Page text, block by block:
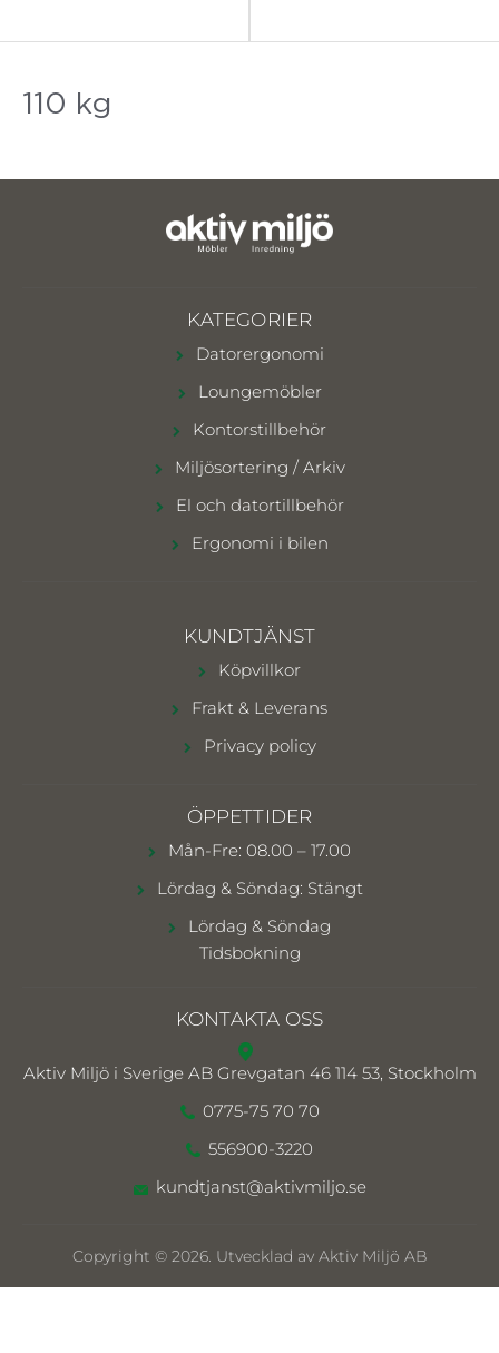
110 kg
KATEGORIER
Datorergonomi
Loungemöbler
Kontorstillbehör
Miljösortering / Arkiv
El och datortillbehör
Ergonomi i bilen
KUNDTJÄNST
Köpvillkor
Frakt & Leverans
Privacy policy
ÖPPETTIDER
Mån-Fre: 08.00 – 17.00
Lördag & Söndag: Stängt
Lördag & Söndag
Tidsbokning
KONTAKTA OSS
Aktiv Miljö i Sverige AB Grevgatan 46 114 53, Stockholm
0775-75 70 70
556900-3220
kundtjanst@aktivmiljo.se
Copyright © 2026. Utvecklad av Aktiv Miljö AB